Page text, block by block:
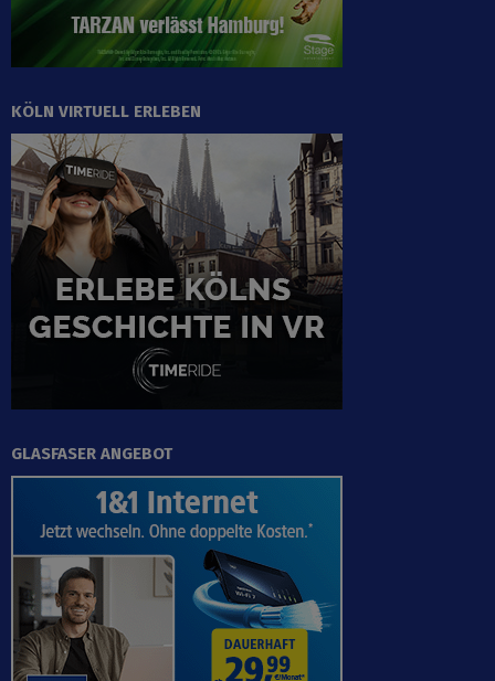
KÖLN VIRTUELL ERLEBEN
GLASFASER ANGEBOT